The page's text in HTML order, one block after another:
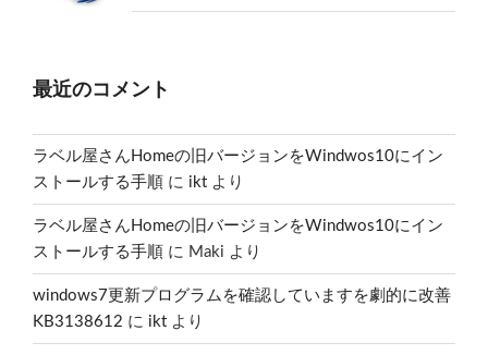
最近のコメント
ラベル屋さんHomeの旧バージョンをWindwos10にイン
ストールする手順 に ikt より
ラベル屋さんHomeの旧バージョンをWindwos10にイン
ストールする手順 に Maki より
windows7更新プログラムを確認していますを劇的に改善
KB3138612 に ikt より